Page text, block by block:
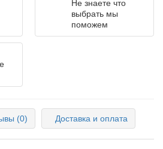
Не знаете что
выбрать мы
поможем
(0) Доставка и оплата